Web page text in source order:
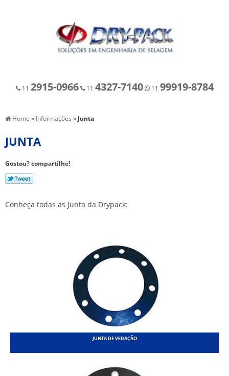
11 2915-0966 11 4327-7140 11 99919-8784
Home » Informações » Junta
JUNTA
Gostou? compartilhe!
Conheça todas as Junta da Drypack:
JUNTA DE VEDAÇÃO